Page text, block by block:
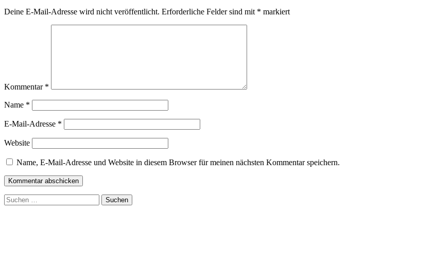
Deine E-Mail-Adresse wird nicht veröffentlicht. Erforderliche Felder sind mit * markiert
Kommentar *
Name *
E-Mail-Adresse *
Website
Name, E-Mail-Adresse und Website in diesem Browser für meinen nächsten Kommentar speichern.
Suchen
nach: